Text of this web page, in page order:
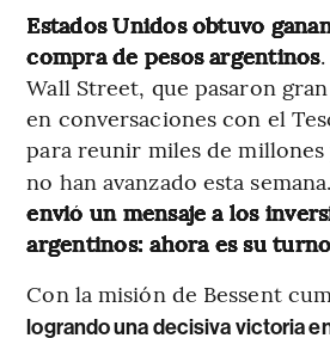
Estados Unidos obtuvo
compra de pesos argentinos
Wall Street, que pasaron
en conversaciones con el
para reunir miles de millones
no han avanzado esta
envió un mensaje a los
argentinos: ahora es su turno
Con la misión de Bessent
logrando una decisiva victoria